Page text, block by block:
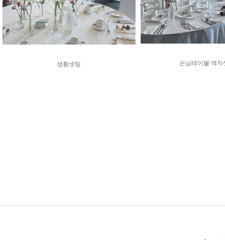
생황셋팅 손님테이블 액자